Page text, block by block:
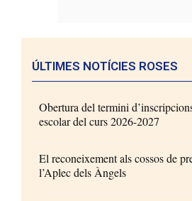
ÚLTIMES NOTÍCIES ROSES
Obertura del termini
escolar del curs 2026-2027
El reconeixement als cossos de
l’Aplec dels Àngels